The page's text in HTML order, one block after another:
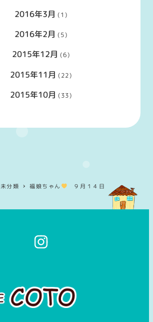
2016年3月 (1)
2016年2月 (5)
2015年12月 (6)
2015年11月 (22)
2015年10月 (33)
未分類 福娘ちゃん ９月１４日
ム